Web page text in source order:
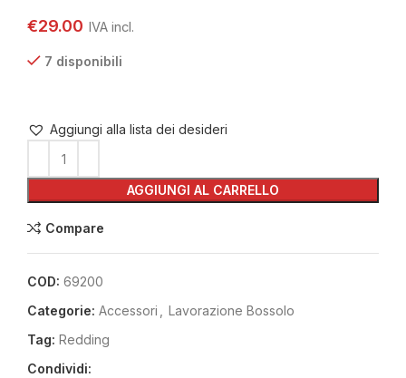
€29.00
7 disponibili
AGGIUNGI AL CARRELLO
Aggiungi alla lista dei desideri
Compare
COD: 69200
Categorie: Accessori
Lavorazione Bossolo
Tag: Redding
Condividi: